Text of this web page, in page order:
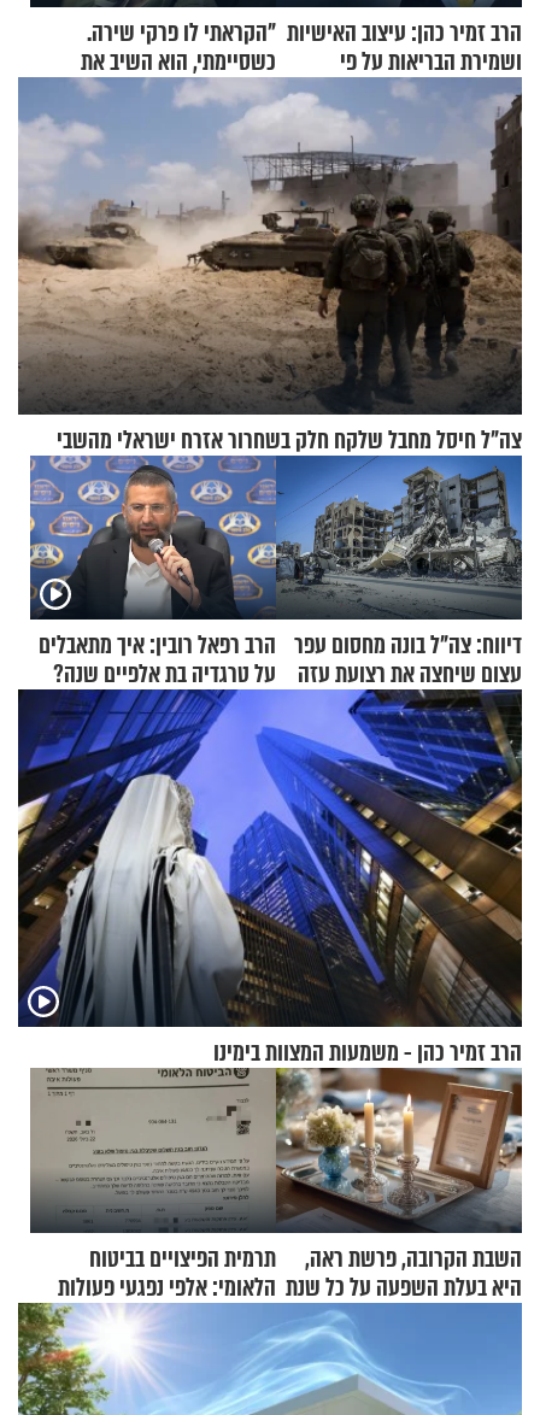
הרב זמיר כהן: עיצוב האישיות
ושמירת הבריאות על פי
הרמב"ם - פרק 11
"הקראתי לו פרקי שירה.
כשסיימתי, הוא השיב את
נשמתו לבורא"
צה"ל חיסל מחבל שלקח חלק בשחרור אזרח ישראלי מהשבי
דיווח: צה"ל בונה מחסום עפר
עצום שיחצה את רצועת עזה
לשניים
הרב רפאל רובין: איך מתאבלים
על טרגדיה בת אלפיים שנה?
הרב זמיר כהן - משמעות המצוות בימינו
השבת הקרובה, פרשת ראה,
היא בעלת השפעה על כל שנת
תרמית הפיצויים בביטוח
הלאומי: אלפי נפגעי פעולות
איבה קיבלו כספים במירמה